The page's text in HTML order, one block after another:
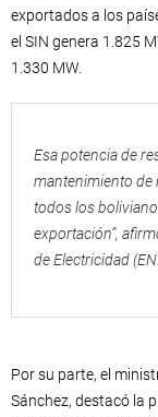
exportados a los
el SIN genera 1.825
1.330 MW.
Esa potencia de
mantenimiento de
todos los
exportación”,
de Electricidad
Por su parte, el
Sánchez, destacó la